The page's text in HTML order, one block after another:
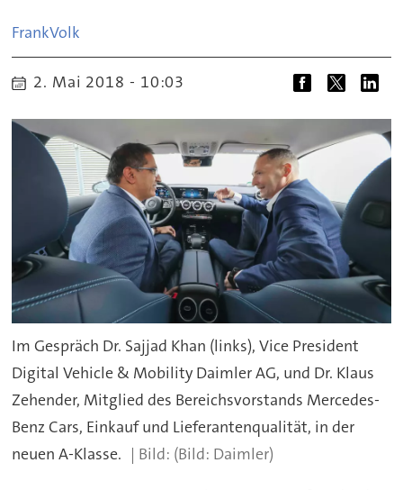
FrankVolk
2. Mai 2018 - 10:03
Im Gespräch Dr. Sajjad Khan (links), Vice President
Digital Vehicle & Mobility Daimler AG, und Dr. Klaus
Zehender, Mitglied des Bereichsvorstands Mercedes-
Benz Cars, Einkauf und Lieferantenqualität, in der
neuen A-Klasse.
(Bild: Daimler)